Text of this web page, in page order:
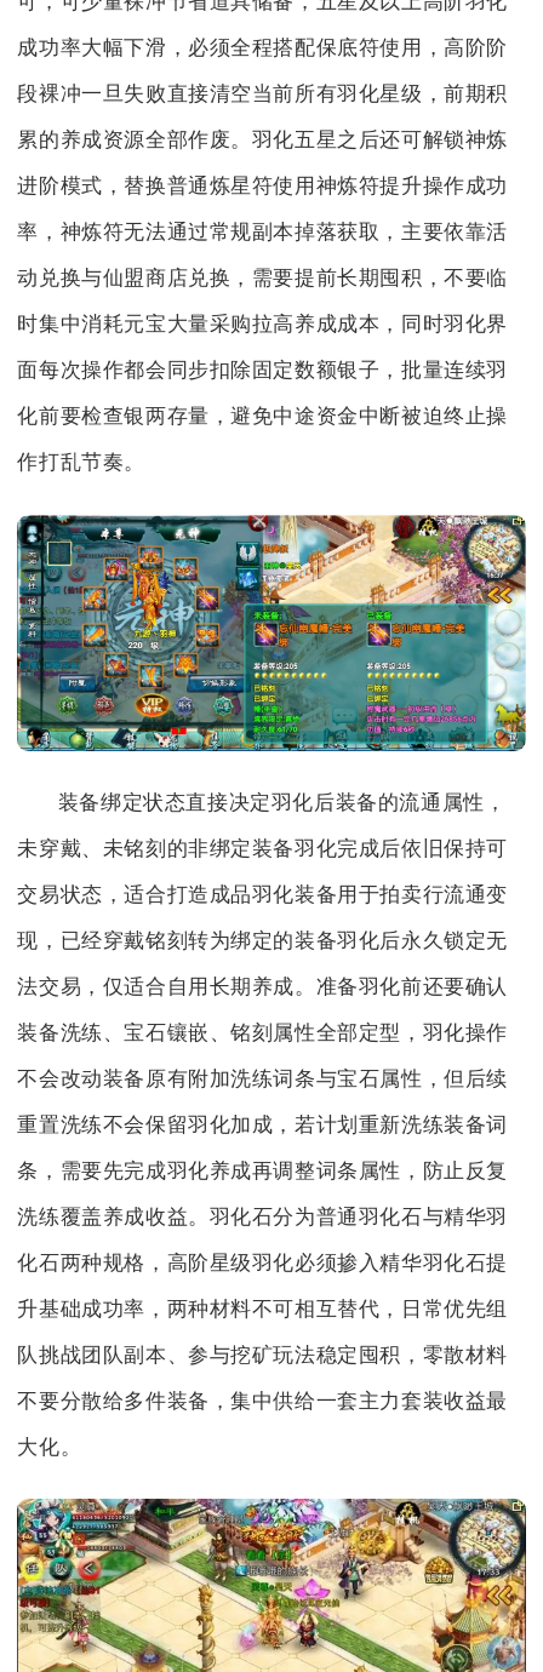
成功率大幅下滑，必须全程搭配保底符使用，高阶阶
段裸冲一旦失败直接清空当前所有羽化星级，前期积
累的养成资源全部作废。羽化五星之后还可解锁神炼
进阶模式，替换普通炼星符使用神炼符提升操作成功
率，神炼符无法通过常规副本掉落获取，主要依靠活
动兑换与仙盟商店兑换，需要提前长期囤积，不要临
时集中消耗元宝大量采购拉高养成成本，同时羽化界
面每次操作都会同步扣除固定数额银子，批量连续羽
化前要检查银两存量，避免中途资金中断被迫终止操
作打乱节奏。
装备绑定状态直接决定羽化后装备的流通属性，
未穿戴、未铭刻的非绑定装备羽化完成后依旧保持可
交易状态，适合打造成品羽化装备用于拍卖行流通变
现，已经穿戴铭刻转为绑定的装备羽化后永久锁定无
法交易，仅适合自用长期养成。准备羽化前还要确认
装备洗练、宝石镶嵌、铭刻属性全部定型，羽化操作
不会改动装备原有附加洗练词条与宝石属性，但后续
重置洗练不会保留羽化加成，若计划重新洗练装备词
条，需要先完成羽化养成再调整词条属性，防止反复
洗练覆盖养成收益。羽化石分为普通羽化石与精华羽
化石两种规格，高阶星级羽化必须掺入精华羽化石提
升基础成功率，两种材料不可相互替代，日常优先组
队挑战团队副本、参与挖矿玩法稳定囤积，零散材料
不要分散给多件装备，集中供给一套主力套装收益最
大化。